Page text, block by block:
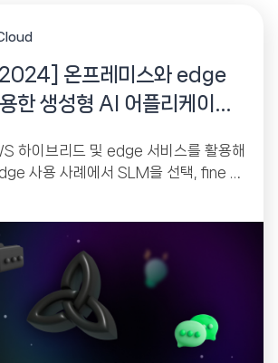
온프레미스와 edge
한 생성형 AI 어플리케이션
하이브리드 및 edge 서비스를 활용해
사용 사례에서 SLM을 선택, fine tu